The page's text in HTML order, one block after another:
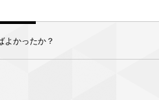
よかったか？